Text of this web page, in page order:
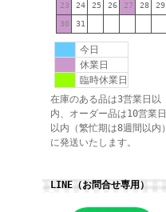
23 24 25 26 27 28 29
30 31
今日
休業日
臨時休業日
在庫のある品は3営業日以
内、オーダー品は10営業日
以内（繁忙期は8週間以内）
に発送いたします。
LINE（お問合せ専用）